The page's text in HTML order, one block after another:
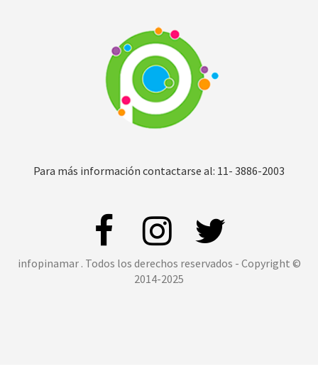
Para más información contactarse al: 11- 3886-2003
infopinamar . Todos los derechos reservados - Copyright ©
2014-2025